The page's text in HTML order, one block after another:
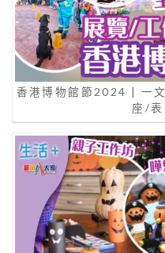
香港博物館節2024 | 一
座/表